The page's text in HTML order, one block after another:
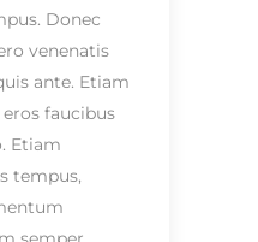
Donec
venenatis
ante. Etiam
faucibus
Etiam
tempus,